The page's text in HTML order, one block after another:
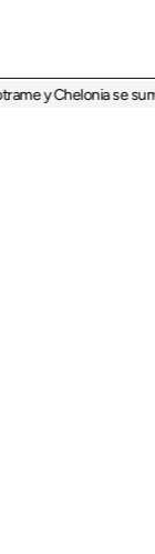
y Chelonia se